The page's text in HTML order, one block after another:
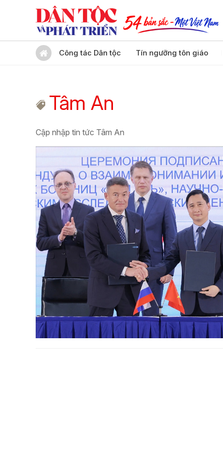
Công tác Dân tộc Tín ngưỡng tôn giáo
Tâm An
Cập nhập tin tức Tâm An